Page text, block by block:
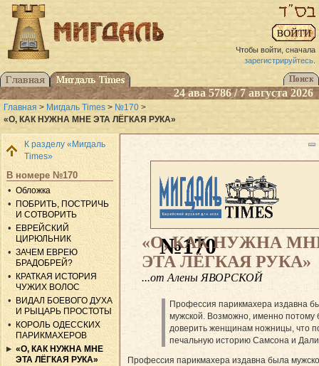
Чтобы войти, сначала
зарегистрируйтесь.
24 ава 5786 / 7 августа 2026
Главная > Мигдаль Times > №170 >
«О, КАК НУЖНА МНЕ ЭТА ЛЁГКАЯ РУКА»
К разделу «Мигдаль
Times»
В номере №170
Обложка
ПОБРИТЬ, ПОСТРИЧЬ
И СОТВОРИТЬ
ЕВРЕЙСКИЙ
ЦИРЮЛЬНИК
ЗАЧЕМ ЕВРЕЮ
БРАДОБРЕЙ?
КРАТКАЯ ИСТОРИЯ
ЧУЖИХ ВОЛОС
ВИДАЛ БОЕВОГО ДУХА
И РЫЦАРЬ ПРОСТОТЫ
КОРОЛЬ ОДЕССКИХ
ПАРИКМАХЕРОВ
«О, КАК НУЖНА МНЕ
ЭТА ЛЁГКАЯ РУКА»
№170
«О, КАК НУЖНА
ЭТА ЛЁГКАЯ РУКА»
...от Алены ЯВОРСКОЙ
Профессия парикмахера издавна
мужской. Возможно, именно потому
доверить женщинам ножницы, что
печальную историю Самсона и
Профессия парикмахера издавна была